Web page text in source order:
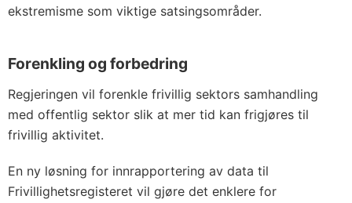
ekstremisme som viktige satsingsområder.
Forenkling og forbedring
Regjeringen vil forenkle frivillig sektors samhandling
med offentlig sektor slik at mer tid kan frigjøres til
frivillig aktivitet.
En ny løsning for innrapportering av data til
Frivillighetsregisteret vil gjøre det enklere for